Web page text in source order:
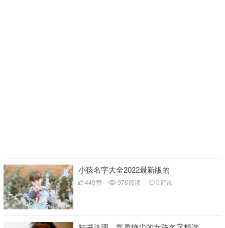
小孩名字大全2022最新版的
449赞 978 阅读 0评论